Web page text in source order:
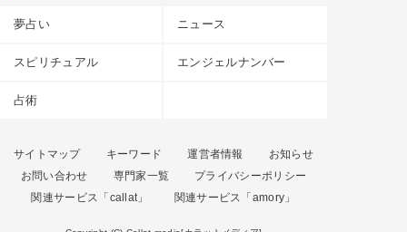
夢占い ニュース
スピリチュアル エンジェルナンバー
占術
サイトマップ キーワード 運営者情報
お知らせ
お問い合わせ
専門家一覧
プライバシーポリシー
関連サービス「callat」
関連サービス「amory」